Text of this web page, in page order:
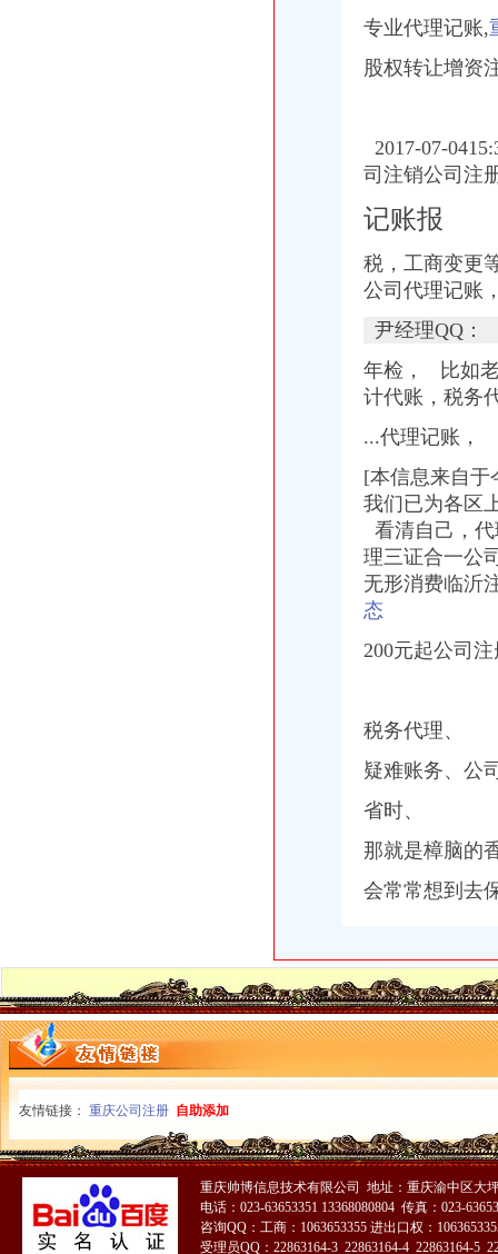
专业代理记账,
股权转让增资
2017-07-
司注销公司注
记账报
税，工商变更
公司代理记账
尹经理QQ：
年检， 比如
计代账，税务
...代理记账，
[本信息来自于
我们已为各区
看清自己，
理三证合一公
无形消费临沂
态
200元起公司
税务代理、
疑难账务、公
省时、
那就是樟脑的
会常常想到去
友情链接： 重庆公司注册 自助添加
重庆帅博信息技术有限公司 地址：重庆渝中区大
电话：023-63653351 13368080804 传真：023-
咨询QQ：工商：1063653355 进出口权：
受理员QQ：22863164-3 22863164-4 22863164-5